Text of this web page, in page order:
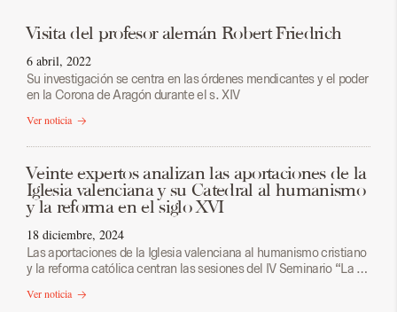
Visita del profesor alemán Robert Friedrich
6 abril, 2022
Su investigación se centra en las órdenes mendicantes y el poder
en la Corona de Aragón durante el s. XIV
Ver noticia
Veinte expertos analizan las aportaciones de la
Iglesia valenciana y su Catedral al humanismo
y la reforma en el siglo XVI
18 diciembre, 2024
Las aportaciones de la Iglesia valenciana al humanismo cristiano
y la reforma católica centran las sesiones del IV Seminario “La …
Ver noticia